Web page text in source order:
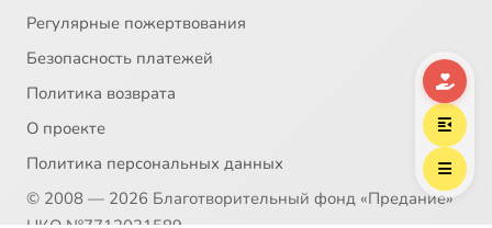
Регулярные пожертвования
Безопасность платежей
Политика возврата
О проекте
Политика персональных данных
© 2008 — 2026 Благотворительный фонд «Предание»